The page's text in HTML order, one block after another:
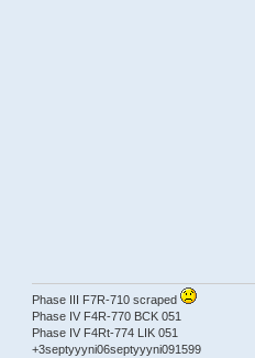
Phase III F7R-710 scraped
Phase IV F4R-770 BCK 051
Phase IV F4Rt-774 LIK 051
+3septyyyni06septyyyni091599